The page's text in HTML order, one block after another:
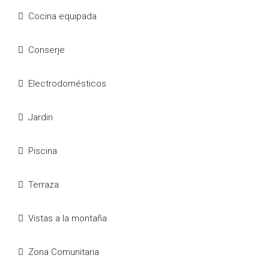
Cocina equipada
Conserje
Electrodomésticos
Jardin
Piscina
Terraza
Vistas a la montaña
Zona Comunitaria